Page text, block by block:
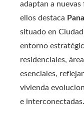
adaptan a
ellos destaca
situado en
entorno
residenciales,
esenciales,
vivienda
e interconectadas.